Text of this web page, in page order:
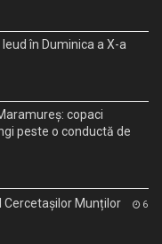
în Duminica a X-a
copaci
peste o conductă de
Cercetașilor Munților 6